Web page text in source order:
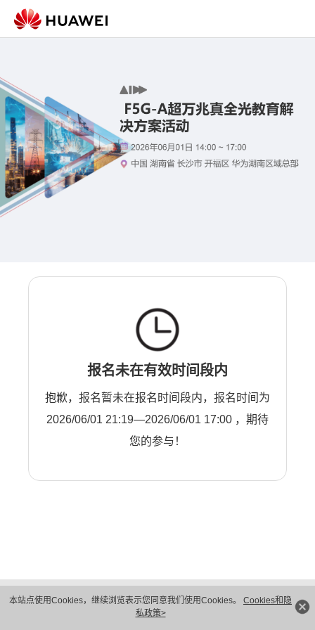
本站点使用Cookies，继续浏览表示您同意我们使用Cookies。 Cookies和隐
私政策>
报名未在有效时间段内
抱歉，报名暂未在报名时间段内，报名时间为
2026/06/01 21:19—2026/06/01 17:00 ，期待
您的参与！
隐私保护
法律声明